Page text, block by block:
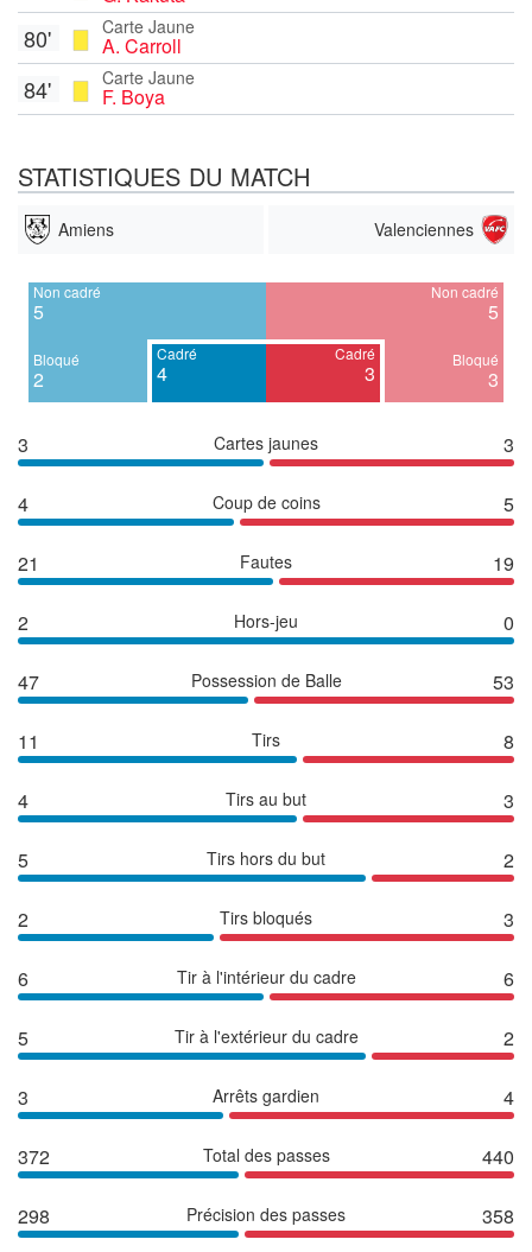
Carte Jaune
A. Carroll
80'
Carte Jaune
F. Boya
84'
STATISTIQUES DU MATCH
Amiens Valenciennes
Non cadré
5
Bloqué
2
Cadré
4
Cadré
3
Non cadré
5
Bloqué
3
3 Cartes jaunes 3
4 Coup de coins 5
21 Fautes 19
2 Hors-jeu 0
47 Possession de Balle 53
11 Tirs 8
4 Tirs au but 3
5 Tirs hors du but 2
2 Tirs bloqués 3
6 Tir à l'intérieur du cadre 6
5 Tir à l'extérieur du cadre 2
3 Arrêts gardien 4
372 Total des passes 440
298 Précision des passes 358